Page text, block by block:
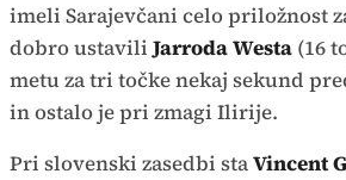
imeli Sarajevčani celo priložnost
dobro ustaviliJarroda Westa (16
metu za tri točke nekaj sekund
in ostalo je pri zmagi Ilirije.
Pri slovenski zasedbi staVincent